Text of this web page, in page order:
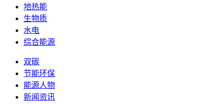
地热能
生物质
水电
综合能源
双碳
节能环保
能源人物
新闻资讯